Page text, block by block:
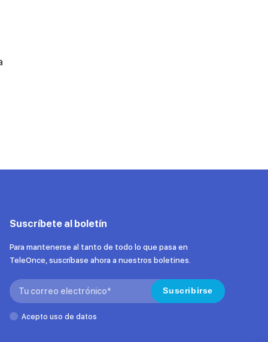
Suscríbete al boletín
Para mantenerse al tanto de todo lo que pasa en
TeleOnce, suscríbase ahora a nuestros boletines.
Search: Suscribirse
Acepto uso de datos